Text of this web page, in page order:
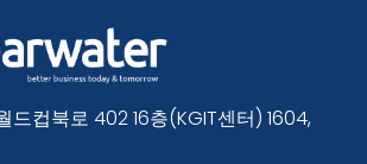
드컵북로 402 16층(KGIT센터) 1604,